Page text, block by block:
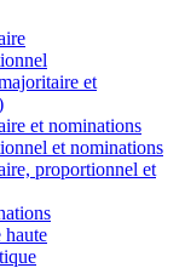
et
et nominations
et nominations
proportionnel et
haute